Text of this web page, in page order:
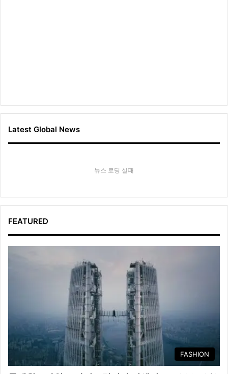
Latest Global News
뉴스 로딩 실패
FEATURED
FASHION